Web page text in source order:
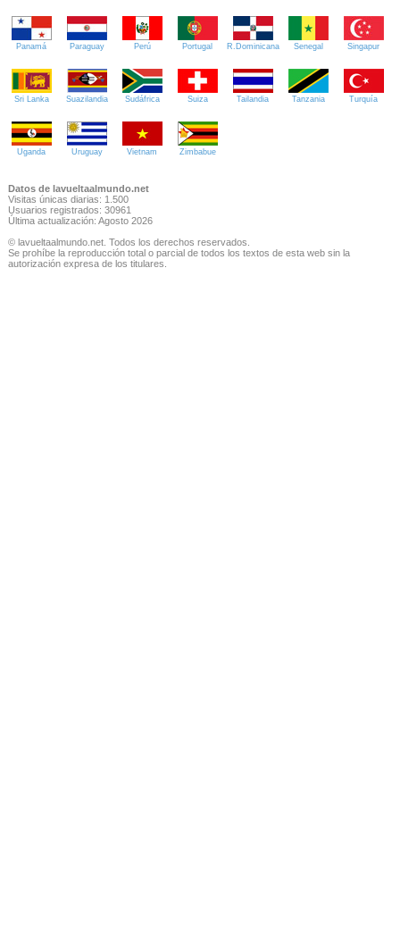
Panamá Paraguay Perú Portugal R.Dominicana Senegal Singapur
Sri Lanka Suazilandia Sudáfrica Suiza Tailandia Tanzania Turquía
Uganda Uruguay Vietnam Zimbabue
Datos de lavueltaalmundo.net
Visitas únicas diarias: 1.500
Usuarios registrados: 30961
Última actualización: Agosto 2026
© lavueltaalmundo.net. Todos los derechos reservados.
Se prohíbe la reproducción total o parcial de todos los textos de esta web sin la
autorización expresa de los titulares.